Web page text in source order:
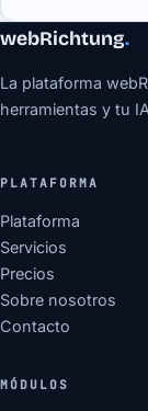
webRichtung.
La plataforma
herramientas y tu
PLATAFORMA
Plataforma
Servicios
Precios
Sobre nosotros
Contacto
MÓDULOS